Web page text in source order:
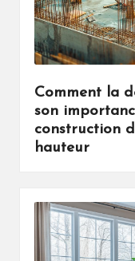
v
a
u
x
Comment la
son
construction
hauteur